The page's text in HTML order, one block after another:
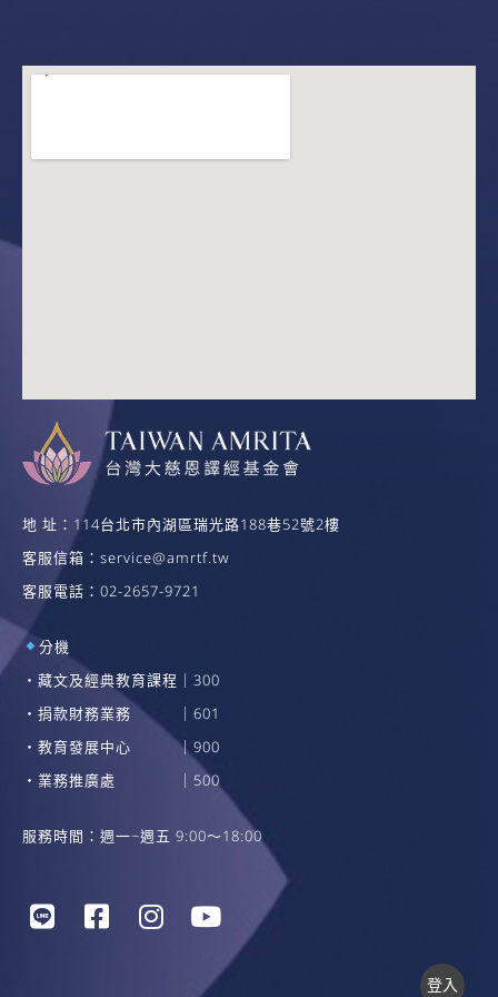
地 址：114台北市內湖區瑞光路188巷52號2樓
客服信箱： service@amrtf.tw
客服電話：02-2657-9721
分機
・藏文及經典教育課程｜300
・捐款財務業務 ｜601
・教育發展中心 ｜900
・業務推廣處 ｜500
服務時間：週一~週五 9:00～18:00
登入